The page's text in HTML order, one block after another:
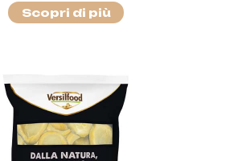
Scopri di più